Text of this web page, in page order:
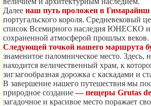
Далее наш путь проложен в Гимарайнш
португальского короля. Средневековый
список Всемирного наследия ЮНЕСКО и
сохраненной атмосферой прошлых веков.
Следующей точкой нашего маршрута
знаменитое паломническое место. Здесь,
находится величественный храм, к
зигзагообразная дорожка с каскадами и
В завершение нашего путешествия мы
природное создание— пещеры Grutas de
загадочное и красивое место поражает